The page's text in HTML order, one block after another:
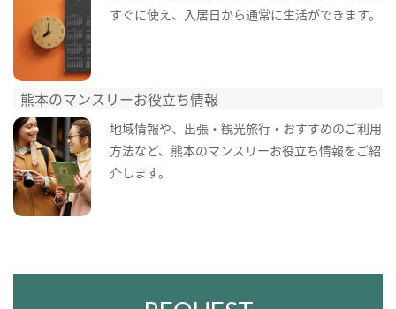
すぐに使え、入居日から通常に生活ができます。
熊本のマンスリーお役立ち情報
地域情報や、出張・観光旅行・おすすめのご利用
方法など、熊本のマンスリーお役立ち情報をご紹
介します。